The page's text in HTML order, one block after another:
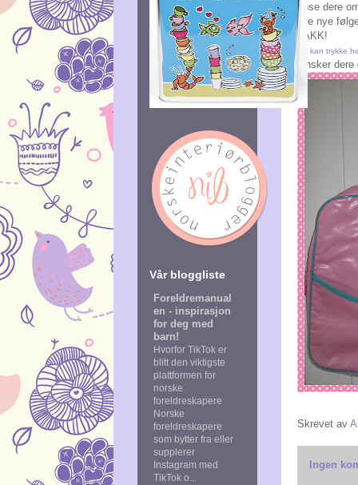
tipse dere
alle nye
TAKK!
Du kan trykke
Ønsker
Skrevet av
Ingen
Vår bloggliste
Foreldremanual
en - inspirasjon
for deg med
barn!
Hvorfor TikTok er
blitt den viktigste
plattformen for
norske
foreldreskapere
Norske
foreldreskapere
som bytter fra eller
supplerer
Instagram med
TikTok o...